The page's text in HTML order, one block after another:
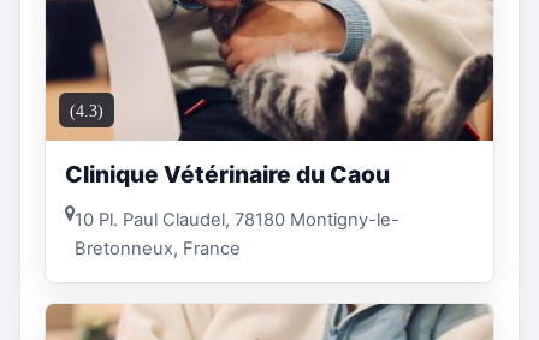
(4.3)
Clinique Vétérinaire du Caou
10 Pl. Paul Claudel, 78180 Montigny-le-
Bretonneux, France